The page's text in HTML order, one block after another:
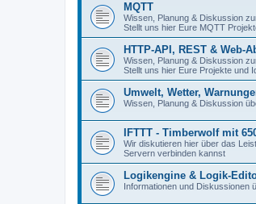
MQTT
Wissen, Planung & Diskussion
Stellt uns hier Eure MQTT
HTTP-API, REST & Web-
Wissen, Planung & Diskussion
Stellt uns hier Eure Projekte und
Umwelt, Wetter,
Wissen, Planung & Diskussion
IFTTT - Timberwolf mit
Wir diskutieren hier über das
Servern verbinden kannst
Logikengine & Logik-
Informationen und Diskussionen